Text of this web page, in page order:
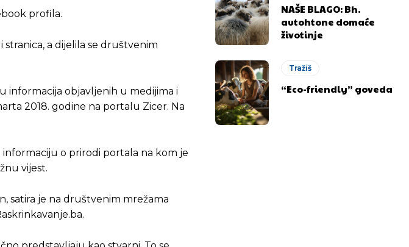
profila.
a dijelila se društvenim
informacija objavljenih u medijima i
2018. godine na portalu Zicer. Na
informaciju o prirodi portala na kom je
vijest.
satira je na društvenim mrežama
NAŠE BLAGO: Bh.
autohtone domaće
životinje
Tražiš
“Eco-friendly” goveda